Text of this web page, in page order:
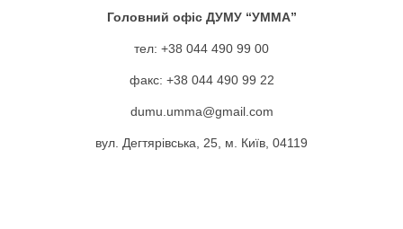
Головний офіс ДУМУ “УММА”
тел: +38 044 490 99 00
факс: +38 044 490 99 22
dumu.umma@gmail.com
вул. Дегтярівська, 25, м. Київ, 04119